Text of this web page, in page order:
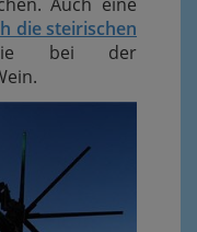
die steirischen
bei der